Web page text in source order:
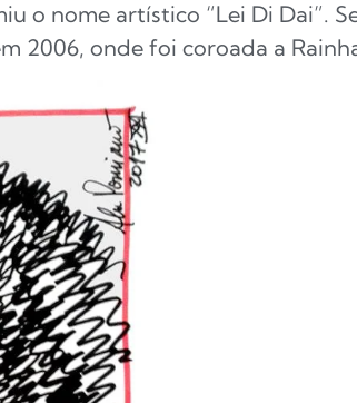
o nome artístico “Lei Di Dai”.
2006, onde foi coroada a